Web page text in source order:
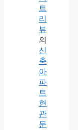
트
리
뷰
의
신
축
아
파
트
현
관
문